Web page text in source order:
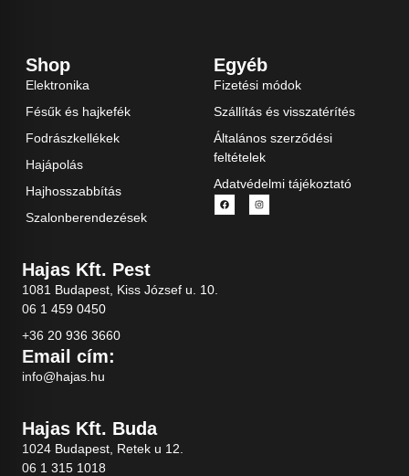
Shop
Elektronika
Fésűk és hajkefék
Fodrászkellékek
Hajápolás
Hajhosszabbítás
Szalonberendezések
Egyéb
Fizetési módok
Szállítás és visszatérítés
Általános szerződési
feltételek
Adatvédelmi tájékoztató
Hajas Kft. Pest
1081 Budapest, Kiss József u. 10.
06 1 459 0450
+36 20 936 3660
Email cím:
info@hajas.hu
Hajas Kft. Buda
1024 Budapest, Retek u 12.
06 1 315 1018